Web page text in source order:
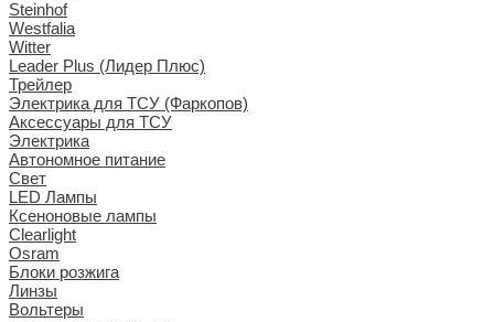
Steinhof
Westfalia
Witter
Leader Plus (Лидер Плюс)
Трейлер
Электрика для ТСУ (Фаркопов)
Аксессуары для ТСУ
Электрика
Автономное питание
Свет
LED Лампы
Ксеноновые лампы
Clearlight
Osram
Блоки розжига
Линзы
Вольтеры